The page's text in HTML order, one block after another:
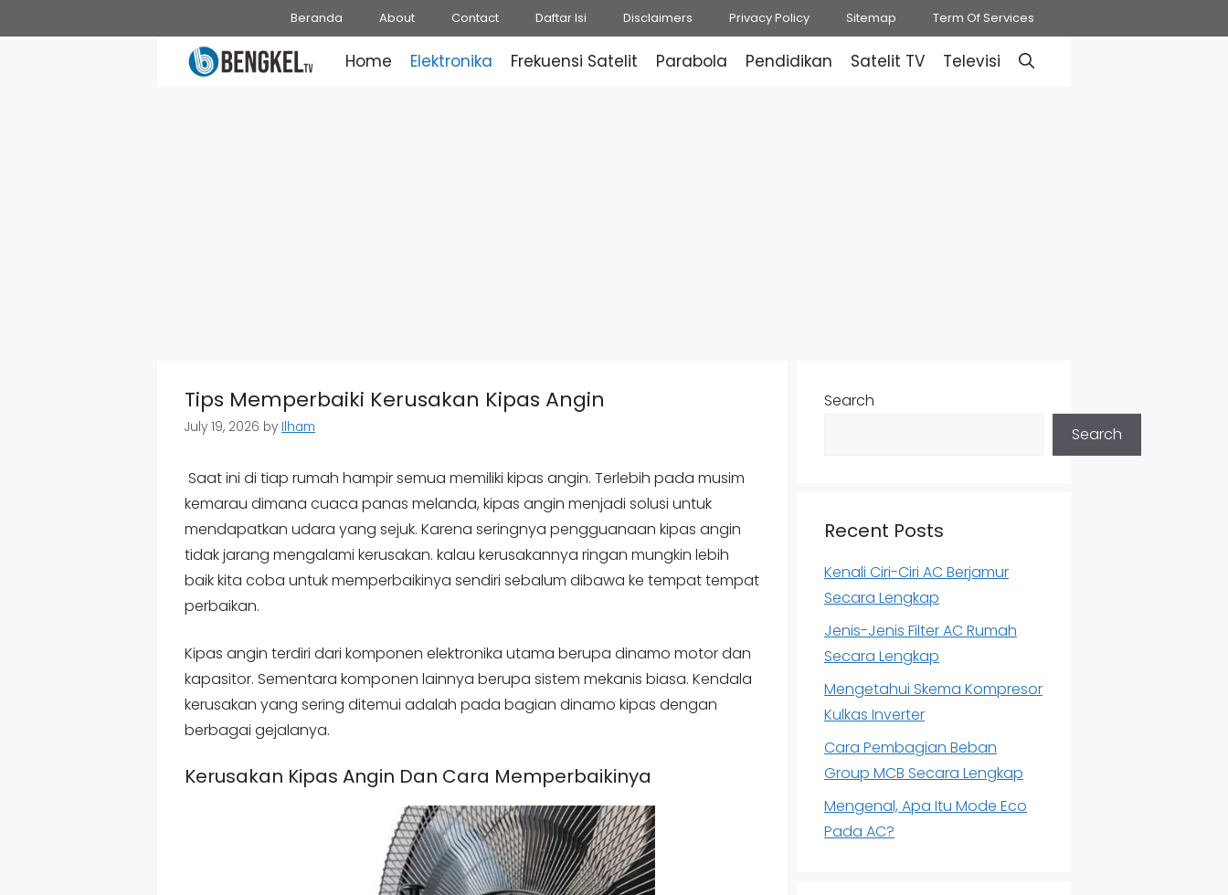
to
Beranda About Contact Daftar Isi Disclaimers Privacy Policy Sitemap Term Of Services
Home Elektronika Frekuensi Satelit Parabola Pendidikan Satelit TV Televisi
Tips Memperbaiki Kerusakan Kipas Angin
July 19, 2026 by Ilham
Saat ini di tiap rumah hampir semua memiliki kipas angin. Terlebih pada musim
kemarau dimana cuaca panas melanda, kipas angin menjadi solusi untuk
mendapatkan udara yang sejuk. Karena seringnya pengguanaan kipas angin
tidak jarang mengalami kerusakan. kalau kerusakannya ringan mungkin lebih
baik kita coba untuk memperbaikinya sendiri sebalum dibawa ke tempat tempat
perbaikan.
Kipas angin terdiri dari komponen elektronika utama berupa dinamo motor dan
kapasitor. Sementara komponen lainnya berupa sistem mekanis biasa. Kendala
kerusakan yang sering ditemui adalah pada bagian dinamo kipas dengan
berbagai gejalanya.
Kerusakan Kipas Angin Dan Cara Memperbaikinya
Search
Search
Recent Posts
Kenali Ciri-Ciri AC Berjamur
Secara Lengkap
Jenis-Jenis Filter AC Rumah
Secara Lengkap
Mengetahui Skema Kompresor
Kulkas Inverter
Cara Pembagian Beban
Group MCB Secara Lengkap
Mengenal, Apa Itu Mode Eco
Pada AC?